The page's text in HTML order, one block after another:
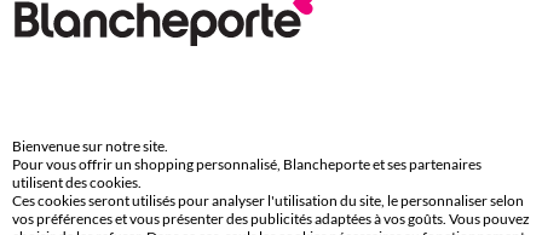
Livraison express
domicile, relais, consignes automatiques
Service clients
par chat et par téléphone
de 8h00 à 20h00 du lundi au samedi
Bienvenue sur notre site.
Pour vous offrir un shopping personnalisé, Blancheporte et ses partenaires
utilisent des cookies.
Ces cookies seront utilisés pour analyser l'utilisation du site, le personnaliser selon
vos préférences et vous présenter des publicités adaptées à vos goûts. Vous pouvez